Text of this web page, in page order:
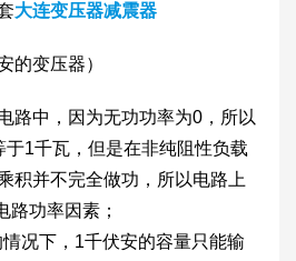
大连变压器减震器
的变压器）
路中，因为无功功率为0，所以
1千瓦，但是在非纯阻性负载
积并不完全做功，所以电路上
路功率因素；
况下，1千伏安的容量只能输